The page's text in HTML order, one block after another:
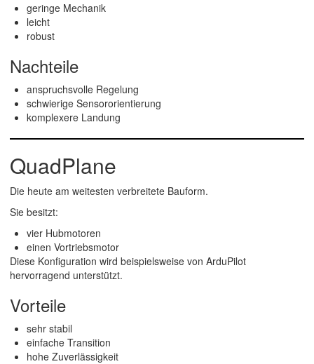
geringe Mechanik
leicht
robust
Nachteile
anspruchsvolle Regelung
schwierige Sensororientierung
komplexere Landung
QuadPlane
Die heute am weitesten verbreitete Bauform.
Sie besitzt:
vier Hubmotoren
einen Vortriebsmotor
Diese Konfiguration wird beispielsweise von ArduPilot
hervorragend unterstützt.
Vorteile
sehr stabil
einfache Transition
hohe Zuverlässigkeit